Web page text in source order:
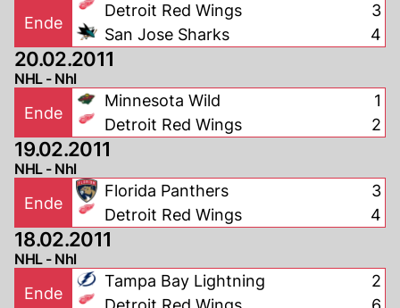
Ende
Detroit Red Wings
San Jose Sharks
3
4
20.02.2011
NHL - Nhl
Ende
Minnesota Wild
Detroit Red Wings
1
2
19.02.2011
NHL - Nhl
Ende
Florida Panthers
Detroit Red Wings
3
4
18.02.2011
NHL - Nhl
Ende
Tampa Bay Lightning
2